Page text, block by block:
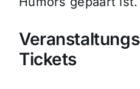
Tickets